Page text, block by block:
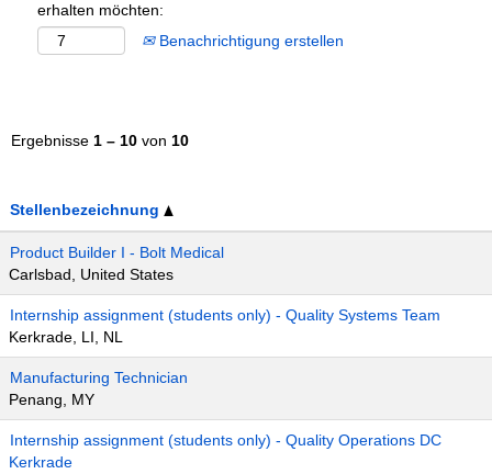
erhalten möchten:
Benachrichtigung erstellen
Ergebnisse 1 – 10 von 10
Stellenbezeichnung
Product Builder I - Bolt Medical
Carlsbad, United States
Internship assignment (students only) - Quality Systems Team
Kerkrade, LI, NL
Manufacturing Technician
Penang, MY
Internship assignment (students only) - Quality Operations DC
Kerkrade